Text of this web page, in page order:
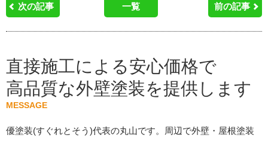
次の記事 一覧 前の記事
直接施工による安心価格で
高品質な外壁塗装を提供します
MESSAGE
優塗装(すぐれとそう)代表の丸山です。周辺で外壁・屋根塗装